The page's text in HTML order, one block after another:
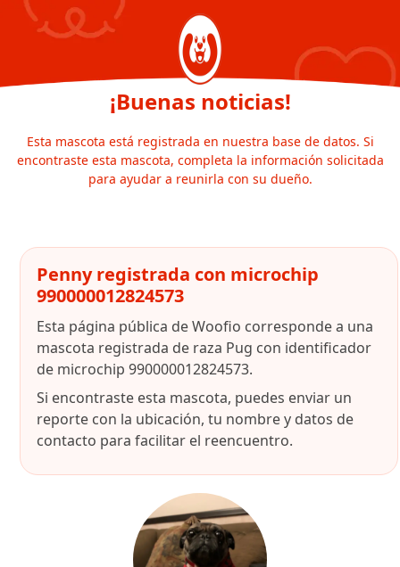
¡Buenas noticias!
Esta mascota está registrada en nuestra base de datos. Si
encontraste esta mascota, completa la información solicitada
para ayudar a reunirla con su dueño.
Penny registrada con microchip
990000012824573
Esta página pública de Woofio corresponde a una
mascota registrada de raza Pug con identificador
de microchip 990000012824573.
Si encontraste esta mascota, puedes enviar un
reporte con la ubicación, tu nombre y datos de
contacto para facilitar el reencuentro.